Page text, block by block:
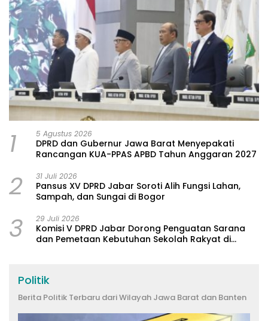
1 5 Agustus 2026
DPRD dan Gubernur Jawa Barat Menyepakati
Rancangan KUA-PPAS APBD Tahun Anggaran 2027
2 31 Juli 2026
Pansus XV DPRD Jabar Soroti Alih Fungsi Lahan,
Sampah, dan Sungai di Bogor
3 29 Juli 2026
Komisi V DPRD Jabar Dorong Penguatan Sarana
dan Pemetaan Kebutuhan Sekolah Rakyat di
Politik
Berita Politik Terbaru dari Wilayah Jawa Barat dan Banten